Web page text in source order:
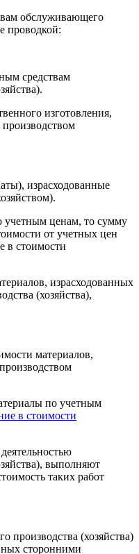
обслуживающего
проводкой:
средствам
изготовления,
израсходованные
учетным ценам, то сумму
от учетных цен
в стоимости
израсходованных
(хозяйства),
материалов,
по учетным
в стоимости
выполняют
таких работ
производства (хозяйства)
сторонними